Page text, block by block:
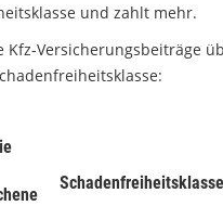
und zahlt mehr.
Kfz-Versicherungsbeiträge
Schadenfreiheitsklasse